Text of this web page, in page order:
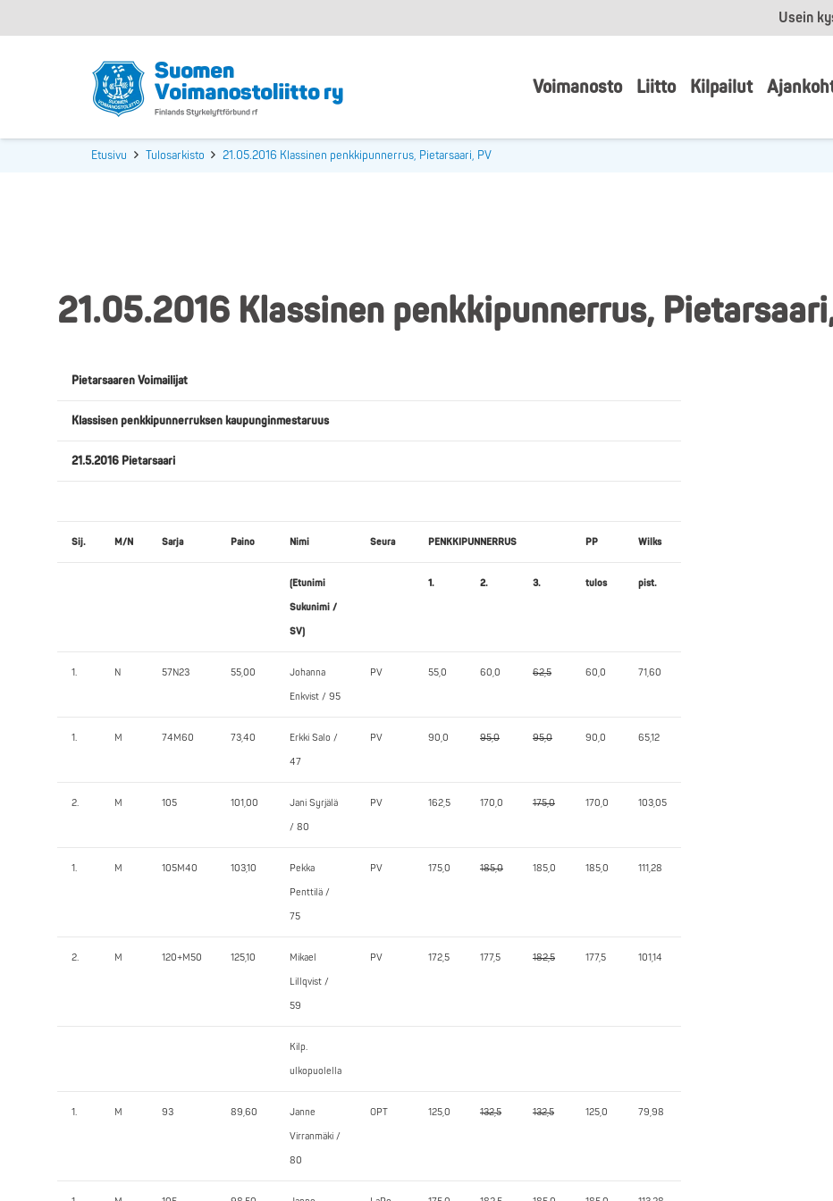
Usein
Voimanosto Liitto Kilpailut
Etusivu Tulosarkisto 21.05.2016 Klassinen penkkipunnerrus, Pietarsaari, PV
21.05.2016 Klassinen penkkipunnerrus,
Pietarsaaren Voimailijat
Klassisen penkkipunnerruksen kaupunginmestaruus
21.5.2016 Pietarsaari
Sij. M/N Sarja Paino Nimi Seura PENKKIPUNNERRUS PP Wilks
(Etunimi
Sukunimi /
SV)
1. 2. 3. tulos pist.
1. N 57N23 55,00 Johanna
Enkvist / 95
PV 55,0 60,0 62,5 60,0 71,60
1. M 74M60 73,40 Erkki Salo /
47
PV 90,0 95,0 95,0 90,0 65,12
2. M 105 101,00 Jani Syrjälä
/ 80
PV 162,5 170,0 175,0 170,0 103,05
1. M 105M40 103,10 Pekka
Penttilä /
75
PV 175,0 185,0 185,0 185,0 111,28
2. M 120+M50 125,10 Mikael
Lillqvist /
59
PV 172,5 177,5 182,5 177,5 101,14
Kilp.
ulkopuolella
1. M 93 89,60 Janne
Virranmäki /
80
OPT 125,0 132,5 132,5 125,0 79,98